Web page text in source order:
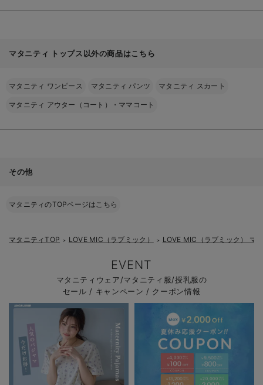
マタニティ トップス以外の商品はこちら
マタニティ ワンピース マタニティ パンツ マタニティ スカート
マタニティ アウター（コート）・ママコート
その他
マタニティのTOPページはこちら
マタニティTOP ＞ LOVE MIC（ラブミック） ＞ LOVE MIC（ラブミック） マ
EVENT
マタニティウェア/マタニティ服/授乳服の
セール / キャンペーン / クーポン情報